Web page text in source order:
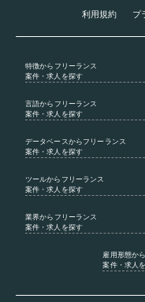
利用規約 プ
特徴からフリーランス
案件・求人を探す
言語からフリーランス
案件・求人を探す
データベース からフリーランス
案件・求人を探す
ツールからフリーランス
案件・求人を探す
業界からフリーランス
案件・求人を探す
雇用形態か
案件・求人